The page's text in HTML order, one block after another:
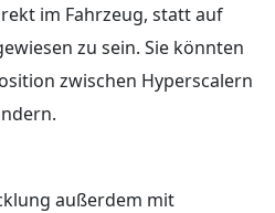
im Fahrzeug, statt auf
zu sein. Sie könnten
zwischen Hyperscalern
außerdem mit